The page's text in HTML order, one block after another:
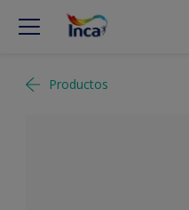
Productos